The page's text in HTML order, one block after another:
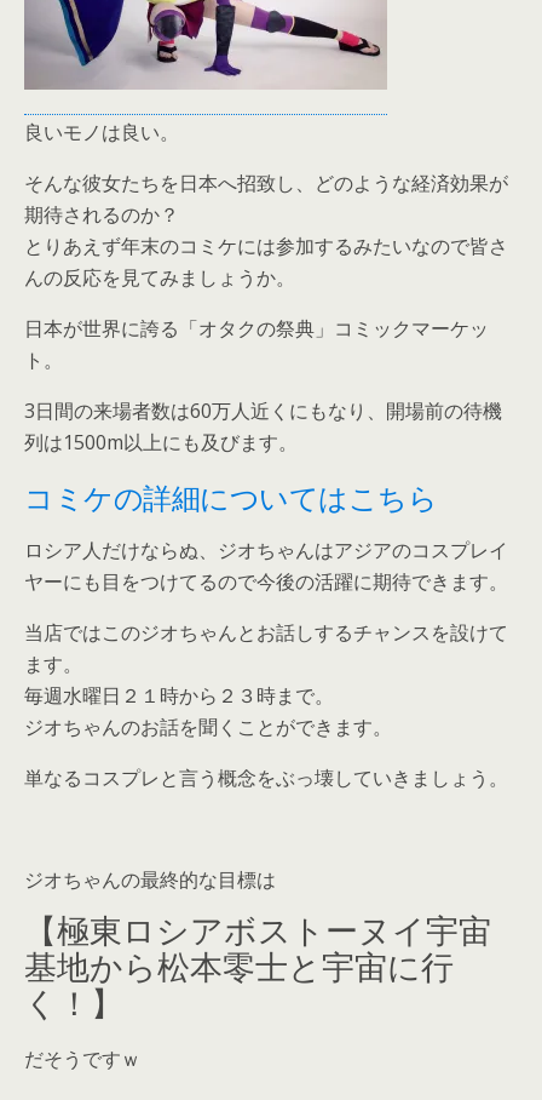
良いモノは良い。
そんな彼女たちを日本へ招致し、どのような経済効果が
期待されるのか？
とりあえず年末のコミケには参加するみたいなので皆さ
んの反応を見てみましょうか。
日本が世界に誇る「オタクの祭典」コミックマーケッ
ト。
3日間の来場者数は60万人近くにもなり、開場前の待機
列は1500m以上にも及びます。
コミケの詳細についてはこちら
ロシア人だけならぬ、ジオちゃんはアジアのコスプレイ
ヤーにも目をつけてるので今後の活躍に期待できます。
当店ではこのジオちゃんとお話しするチャンスを設けて
ます。
毎週水曜日２１時から２３時まで。
ジオちゃんのお話を聞くことができます。
単なるコスプレと言う概念をぶっ壊していきましょう。
ジオちゃんの最終的な目標は
【極東ロシアボストーヌイ宇宙
基地から松本零士と宇宙に行
く！】
だそうですｗ